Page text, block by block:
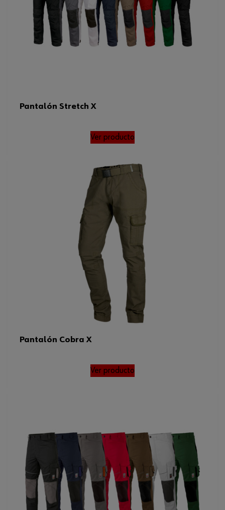
Pantalón Stretch X
Ver producto
Pantalón Cobra X
Ver producto